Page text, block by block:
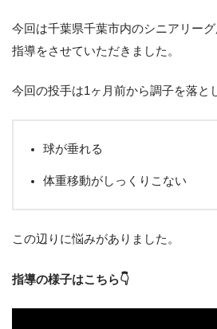
今回は千葉県千葉市内のシニアリー
指導をさせていただきました。
今回の投手は1ヶ月前から調子を落と
球が垂れる
体重移動がしっくりこない
この辺りに悩みがありました。
指導の様子はこちら👇